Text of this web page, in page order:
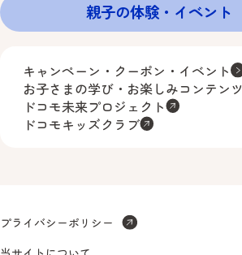
親子の体験・イベント
キャンペーン・クーポン・イベント
お子さまの学び・お楽しみコンテンツ
ドコモ未来プロジェクト
ドコモキッズクラブ
プライバシーポリシー